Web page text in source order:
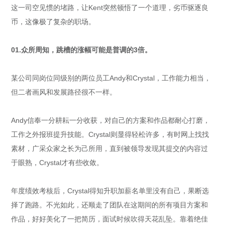
这一司空见惯的堵路，让Kent突然顿悟了一个道理，劣币驱逐良
币，这像极了复杂的职场。
01.众所周知，跳槽的涨幅可能是普调的3倍。
某公司同岗位同级别的两位员工Andy和Crystal，工作能力相当，
但二者画风和发展路径很不一样。
Andy信奉一分耕耘一分收获，对自己的方案和作品都耐心打磨，
工作之外报班提升技能。Crystal则显得轻松许多，有时网上找找
素材，广采众家之长为己所用，直到被领导发现其提交的内容过
于眼熟，Crystal才有些收敛。
年度绩效考核后，Crystal得知升职加薪名单里没有自己，果断选
择了跑路。不光如此，还顺走了团队在这期间的所有项目方案和
作品，好好美化了一把简历，面试时候吹得天花乱坠。靠着绝佳